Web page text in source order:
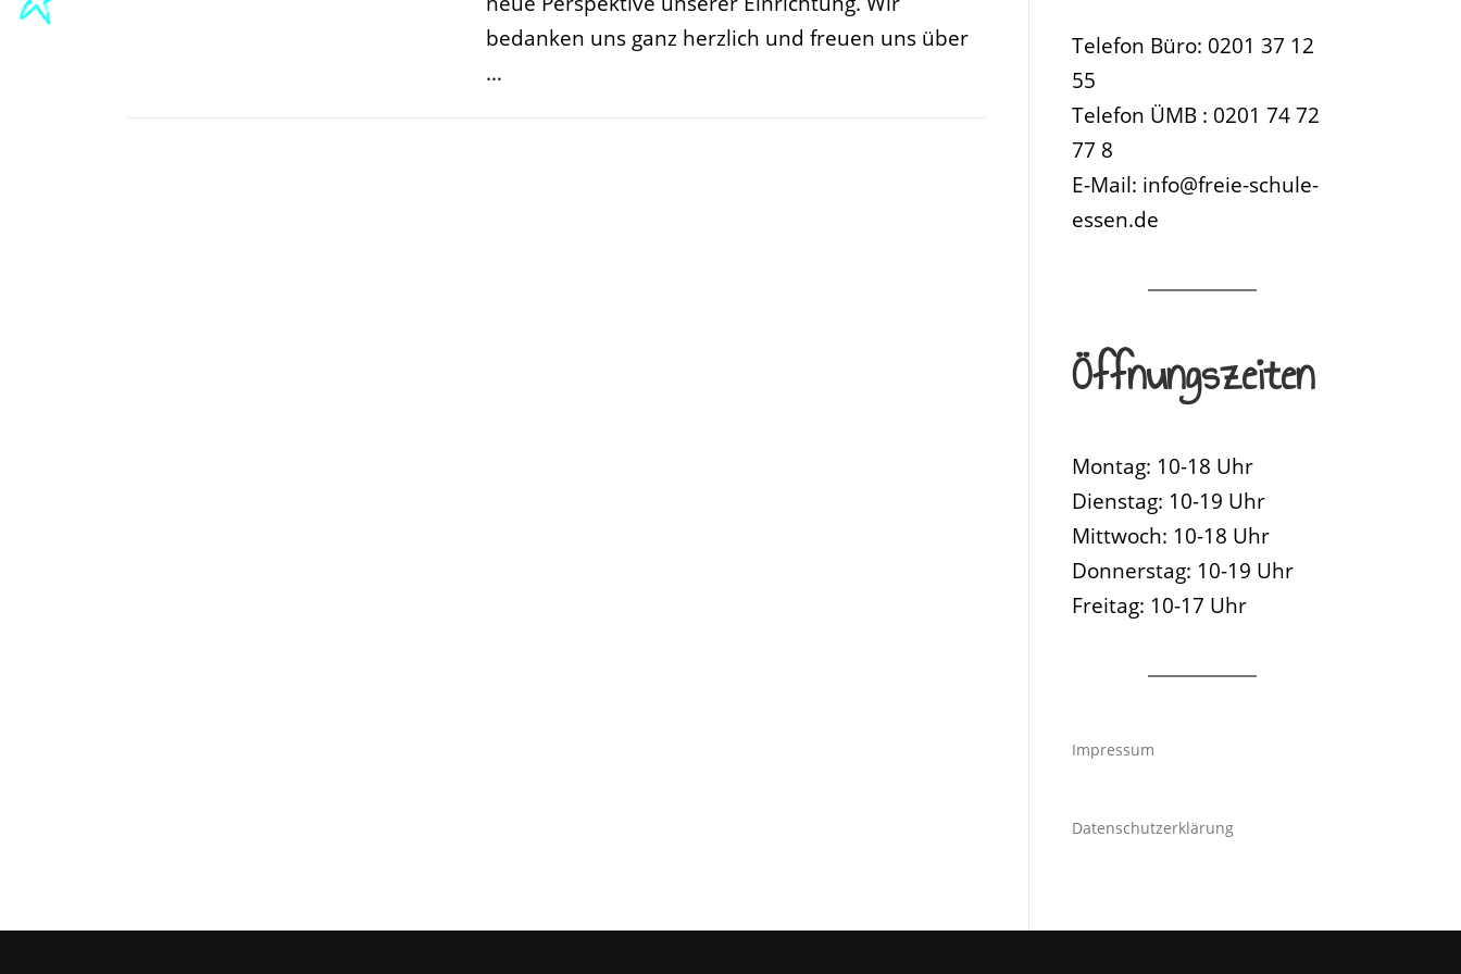
bedanken uns ganz herzlich und freuen uns über
…
Telefon Büro: 0201 37 12
55
Telefon ÜMB : 0201 74 72
77 8
E-Mail: info@freie-schule-
essen.de
Öffnungszeiten
Montag: 10-18 Uhr
Dienstag: 10-19 Uhr
Mittwoch: 10-18 Uhr
Donnerstag: 10-19 Uhr
Freitag: 10-17 Uhr
Impressum
Datenschutzerklärung